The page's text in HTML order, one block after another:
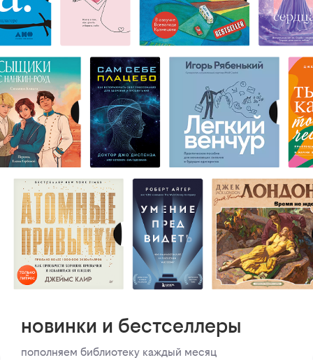
новинки и бестселлеры
пополняем библиотеку каждый месяц